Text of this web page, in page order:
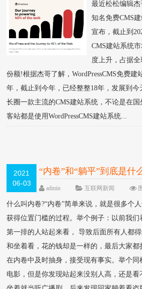
最近松松编辑
知名免费CMS
宣布，截止到
CMS建站系统
度上升，占据
份额!根据杰哥了解，WordPressCMS免费建
年，截止到今年，已经整整18年，发展到今
长圈一款主流的CMS建站系统，不论是在
客站都是使用WordPressCMS建站系统...
2021
06-03
“内卷”和“躺平”到底是什
admin 互联网新闻
什么叫内卷?“内卷”简单来说，就是很多个
获得位置门槛的过程。举个例子：以前我
第一排的人站起来看， 导致后面所有人都
和坐着看，花的钱却是一样的，最后大家都
在内卷中及时抽身，接受现有事实。举个
电影，但是你发现站起来没别人高，还是看